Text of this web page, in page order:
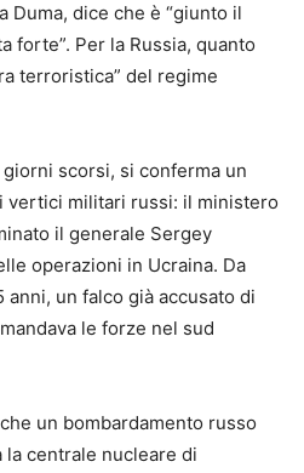
Duma, dice che è “giunto il
forte”. Per la Russia, quanto
terroristica” del regime
scorsi, si conferma un
vertici militari russi: il ministero
il generale Sergey
operazioni in Ucraina. Da
un falco già accusato di
le forze nel sud
un bombardamento russo
la centrale nucleare di